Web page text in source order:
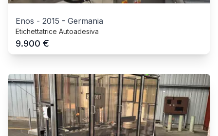
Enos - 2015 - Germania
Etichettatrice Autoadesiva
9.900 €